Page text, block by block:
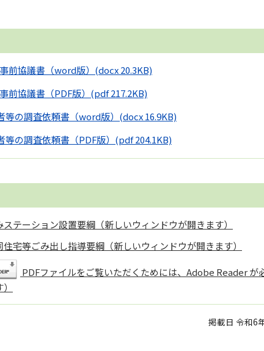
前協議書（word版） (docx 20.3KB)
前協議書（PDF版） (pdf 217.2KB)
等の調査依頼書（word版） (docx 16.9KB)
等の調査依頼書（PDF版） (pdf 204.1KB)
テーション設置要綱（新しいウィンドウが開きます）
宅等ごみ出し指導要綱（新しいウィンドウが開きます）
PDFファイルをご覧いただくためには、Adobe Reader が
掲載日 令和6